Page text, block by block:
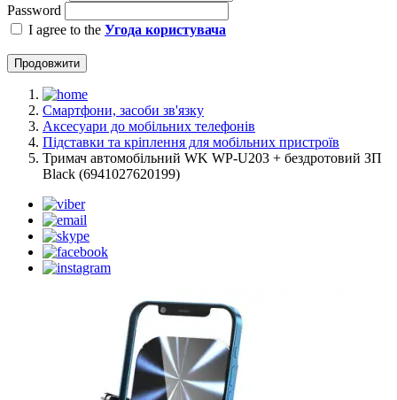
Password
I agree to the Угода користувача
Продовжити
Смартфони, засоби зв'язку
Аксесуари до мобільних телефонів
Підставки та кріплення для мобільних пристроїв
Тримач автомобільний WK WP-U203 + бездротовий ЗП
Black (6941027620199)